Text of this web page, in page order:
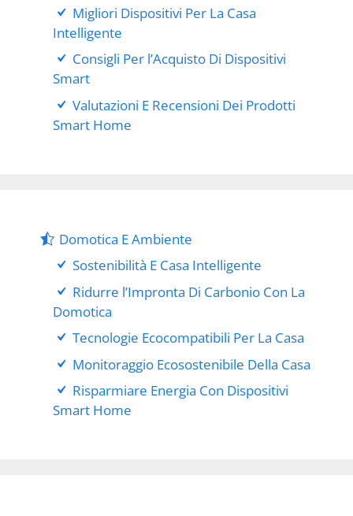
Migliori Dispositivi Per La Casa
Intelligente
Consigli Per l’Acquisto Di Dispositivi
Smart
Valutazioni E Recensioni Dei Prodotti
Smart Home
Domotica E Ambiente
Sostenibilità E Casa Intelligente
Ridurre l’Impronta Di Carbonio Con La
Domotica
Tecnologie Ecocompatibili Per La Casa
Monitoraggio Ecosostenibile Della Casa
Risparmiare Energia Con Dispositivi
Smart Home